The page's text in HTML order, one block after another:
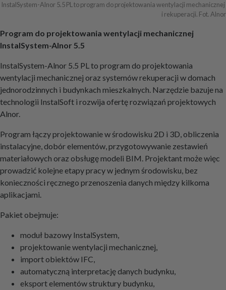
InstalSystem-Alnor 5.5 PL to program do projektowania wentylacji mechanicznej
i rekuperacji. Fot. Alnor
Program do projektowania wentylacji mechanicznej
InstalSystem-Alnor 5.5
InstalSystem-Alnor 5.5 PL to program do projektowania
wentylacji mechanicznej oraz systemów rekuperacji w domach
jednorodzinnych i budynkach mieszkalnych. Narzędzie bazuje na
technologii InstalSoft i rozwija ofertę rozwiązań projektowych
Alnor.
Program łączy projektowanie w środowisku 2D i 3D, obliczenia
instalacyjne, dobór elementów, przygotowywanie zestawień
materiałowych oraz obsługę modeli BIM. Projektant może więc
prowadzić kolejne etapy pracy w jednym środowisku, bez
konieczności ręcznego przenoszenia danych między kilkoma
aplikacjami.
Pakiet obejmuje:
moduł bazowy InstalSystem,
projektowanie wentylacji mechanicznej,
import obiektów IFC,
automatyczną interpretację danych budynku,
eksport elementów struktury budynku,